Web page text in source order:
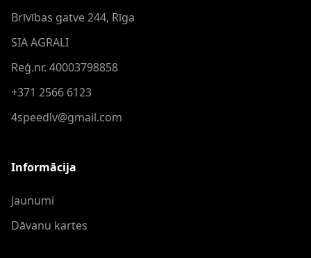
Brīvības gatve 244, Rīga
SIA AGRALI
Reģ.nr. 40003798858
+371 2566 6123
4speedlv@gmail.com
Informācija
Jaunumi
Dāvanu kartes